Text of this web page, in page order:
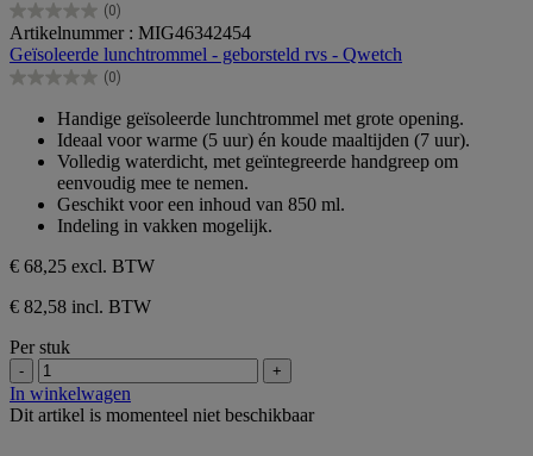
(0)
0.0
van
de
5
Artikelnummer : MIG46342454
Geïsoleerde lunchtrommel - geborsteld rvs - Qwetch
(0)
0.0
sterren.
Handige geïsoleerde lunchtrommel met grote opening.
Ideaal voor warme (5 uur) én koude maaltijden (7 uur).
Volledig waterdicht, met geïntegreerde handgreep om
eenvoudig mee te nemen.
Geschikt voor een inhoud van 850 ml.
Indeling in vakken mogelijk.
€ 68,25 excl. BTW
€ 82,58 incl. BTW
Per stuk
- +
In winkelwagen
Dit artikel is momenteel niet beschikbaar